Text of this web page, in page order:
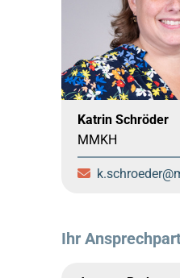
Katrin Schröder
MMKH
k.schroeder
Ihr